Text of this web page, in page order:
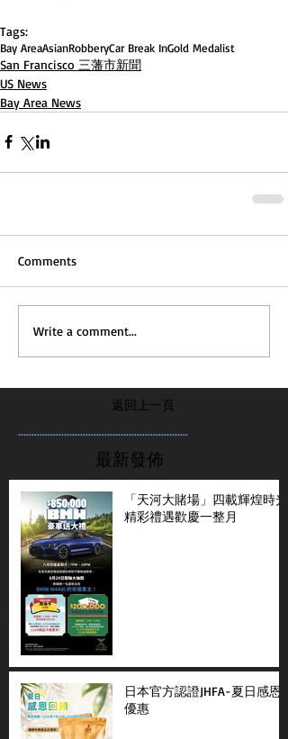
Tags:
Bay AreaAsianRobberyCar Break InGold Medalist
San Francisco 三藩市新聞
US News
Bay Area News
Comments
Write a comment...
返回上一頁
...............................................................
最新發佈
「天河大賭場」四載輝煌時光
精彩禮遇歡慶一整月
日本官方認證JHFA-夏日感恩
優惠